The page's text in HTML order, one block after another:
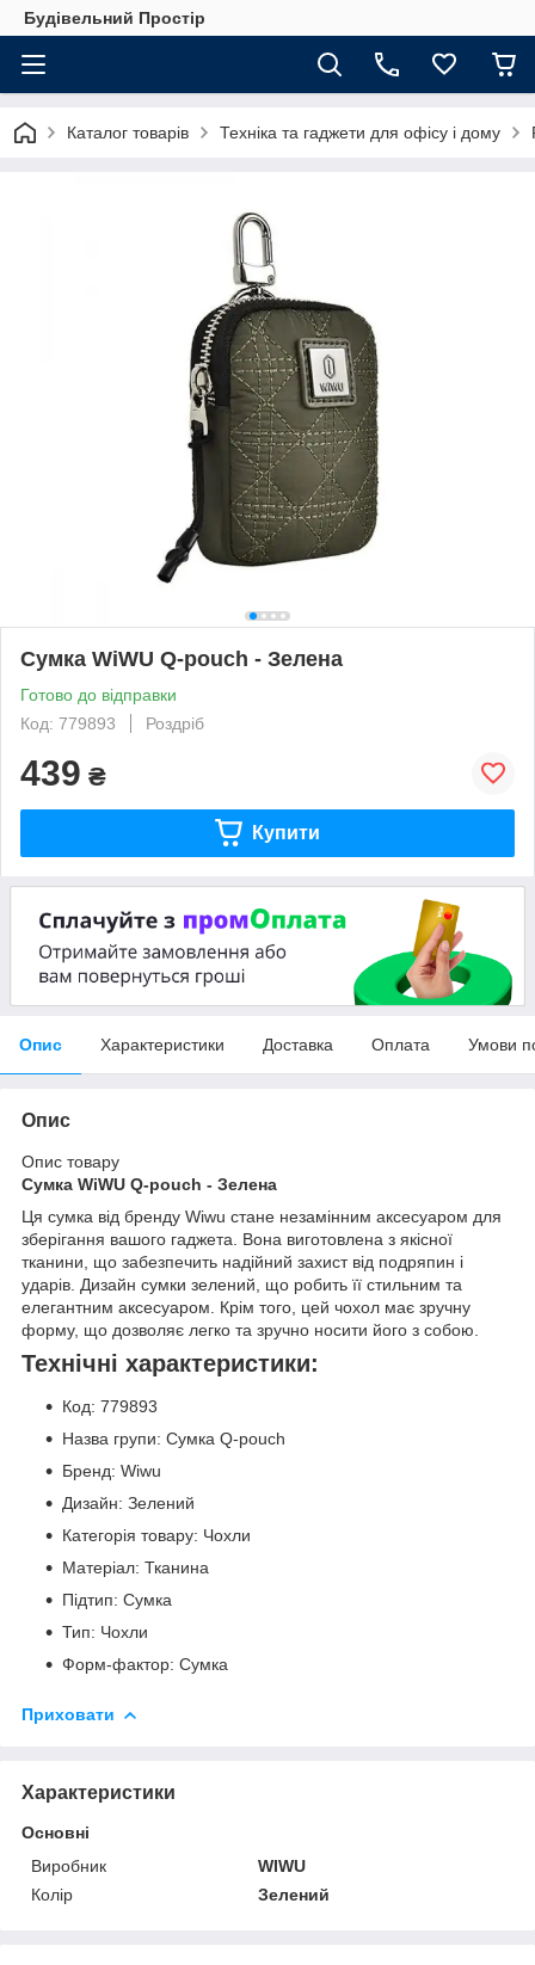
Будівельний Простір
Каталог товарів Техніка та гаджети для офісу і дому
Сумка WiWU Q-pouch - Зелена
Готово до відправки
Код: 779893
Роздріб
439 ₴
Купити
Опис Характеристики Доставка Оплата Умови
Опис
Опис товару
Сумка WiWU Q-pouch - Зелена
Ця сумка від бренду Wiwu стане незамінним аксесуаром для
зберігання вашого гаджета. Вона виготовлена з якісної
тканини, що забезпечить надійний захист від подряпин і
ударів. Дизайн сумки зелений, що робить її стильним та
елегантним аксесуаром. Крім того, цей чохол має зручну
форму, що дозволяє легко та зручно носити його з собою.
Технічні характеристики:
Код: 779893
Назва групи: Сумка Q-pouch
Бренд: Wiwu
Дизайн: Зелений
Категорія товару: Чохли
Матеріал: Тканина
Підтип: Сумка
Тип: Чохли
Форм-фактор: Сумка
Приховати
Характеристики
Основні
Виробник
WIWU
Колір
Зелений